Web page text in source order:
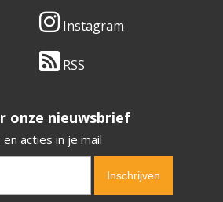
Instagram
RSS
onze nieuwsbrief
acties in je mail